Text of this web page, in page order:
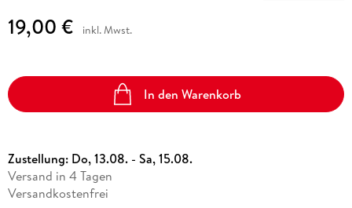
19,00 € inkl. Mwst.
In den Warenkorb
Zustellung: Do, 13.08. - Sa, 15.08.
Versand in 4 Tagen
Versandkostenfrei